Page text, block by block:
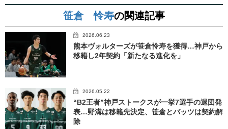
笹倉 怜寿の関連記事
2026.06.23
熊本ヴォルターズが笹倉怜寿を獲得…神戸から
移籍し2年契約「新たなる進化を」
2026.05.22
“B2王者”神戸ストークスが一挙7選手の退団発
表…野溝は移籍先決定、笹倉とバッツは契約解
除